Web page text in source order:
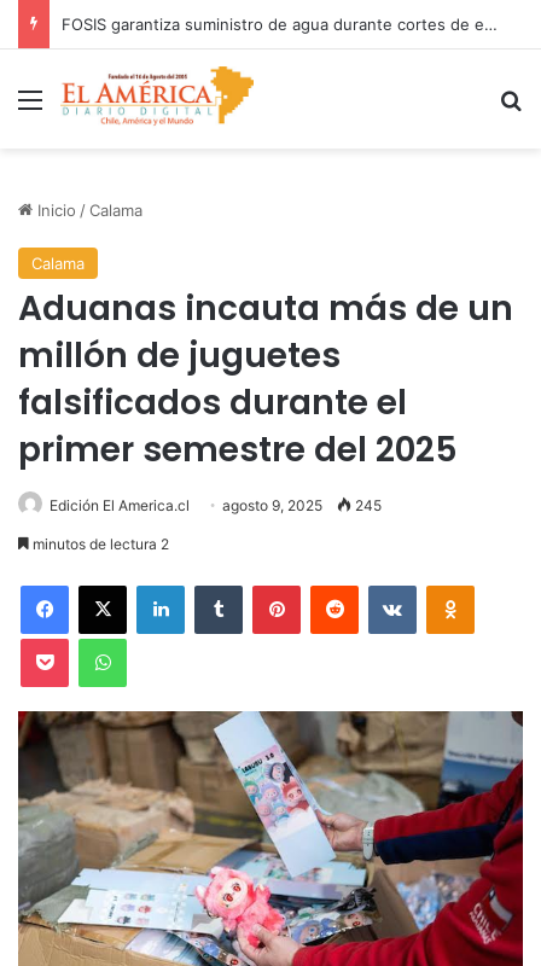
COANIQUEM inicia gira nacional para presentar Manual de Quemaduras a profesionales de la salud
Menú
Inicio /Calama
Calama
Aduanas incauta más de un
millón de juguetes
falsificados durante el
primer semestre del 2025
Edición El America.cl agosto 9, 2025 245
minutos de lectura 2
Facebook
X LinkedInTumblr PinterestReddit VKontakte
Pocket WhatsApp